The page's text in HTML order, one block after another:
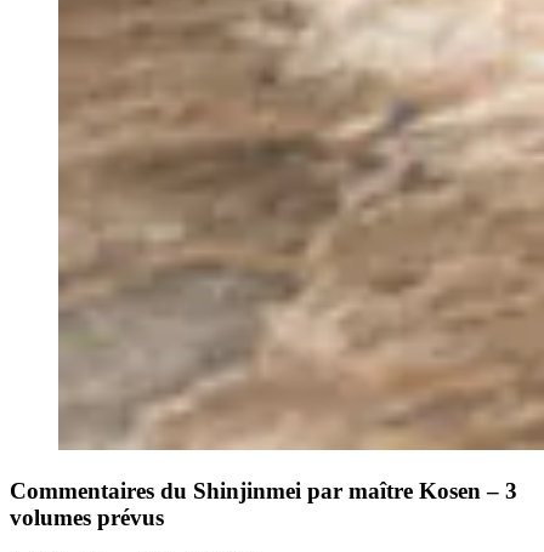
Commentaires du Shinjinmei par maître Kosen – 3
volumes prévus